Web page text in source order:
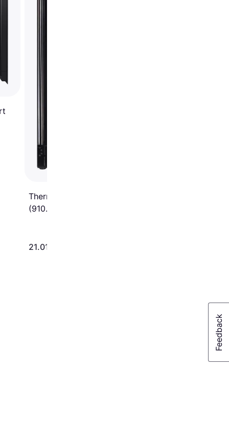
Thermex - Winemex 93
(910.21.1007.2) Sort
21.011 kr.